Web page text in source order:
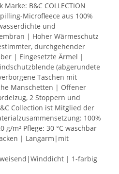
B&C COLLECTION
Microfleece aus 100%
und
| Hoher Wärmeschutz
durchgehender
| Eingesetzte Ärmel |
(abgerundete
Taschen mit
Manschetten | Offener
2 Stoppern und
Collection ist Mitglied der
100%
g/m² Pflege: 30 °C waschbar
| Langarm|mit
| 1-farbig